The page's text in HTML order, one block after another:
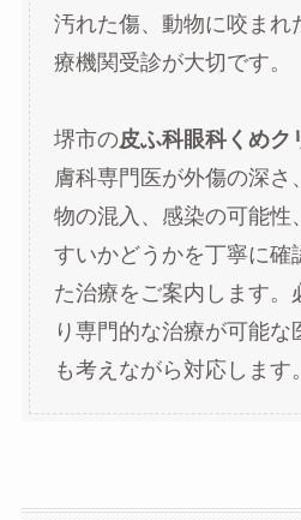
汚れた傷、動物に咬まれ
療機関受診が大切です。
堺市の皮ふ科眼科くめク
膚科専門医が外傷の深さ
物の混入、感染の可能性
すいかどうかを丁寧に確
た治療をご案内します。
り専門的な治療が可能な
も考えながら対応します。